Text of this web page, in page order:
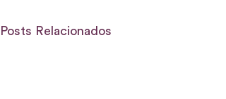
Posts Relacionados